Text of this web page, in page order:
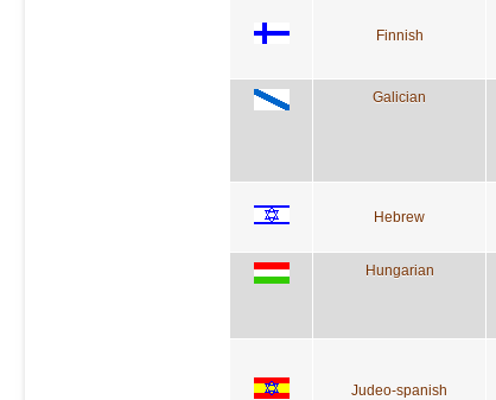
Finnish
Galician
Hebrew
Hungarian
Judeo-spanish